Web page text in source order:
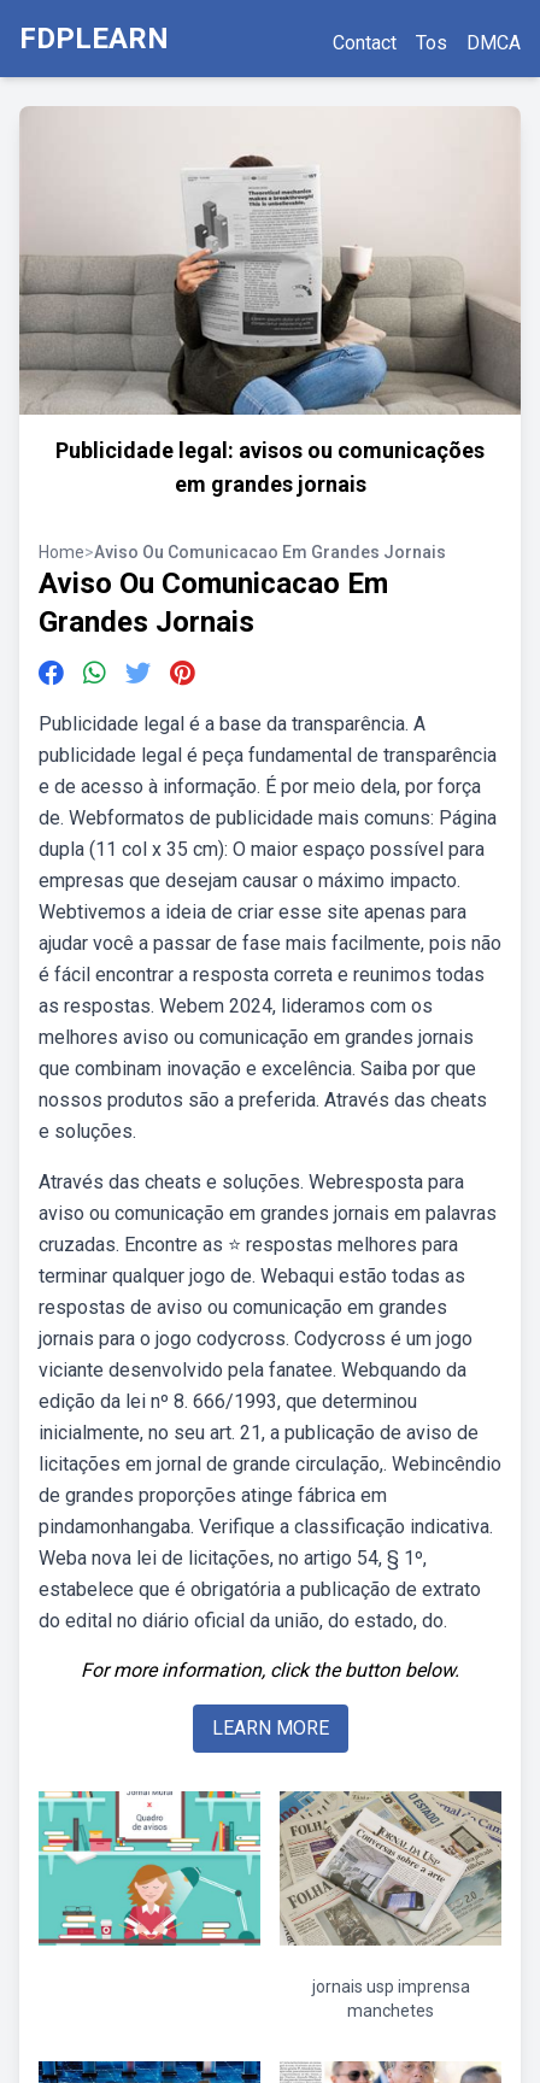
FDPLEARN Contact Tos DMCA
Publicidade legal: avisos ou comunicações
em grandes jornais
Home>Aviso Ou Comunicacao Em Grandes Jornais
Aviso Ou Comunicacao Em
Grandes Jornais
Publicidade legal é a base da transparência. A
publicidade legal é peça fundamental de transparência
e de acesso à informação. É por meio dela, por força
de. Webformatos de publicidade mais comuns: Página
dupla (11 col x 35 cm): O maior espaço possível para
empresas que desejam causar o máximo impacto.
Webtivemos a ideia de criar esse site apenas para
ajudar você a passar de fase mais facilmente, pois não
é fácil encontrar a resposta correta e reunimos todas
as respostas. Webem 2024, lideramos com os
melhores aviso ou comunicação em grandes jornais
que combinam inovação e excelência. Saiba por que
nossos produtos são a preferida. Através das cheats
e soluções.
Através das cheats e soluções. Webresposta para
aviso ou comunicação em grandes jornais em palavras
cruzadas. Encontre as ⭐ respostas melhores para
terminar qualquer jogo de. Webaqui estão todas as
respostas de aviso ou comunicação em grandes
jornais para o jogo codycross. Codycross é um jogo
viciante desenvolvido pela fanatee. Webquando da
edição da lei nº 8. 666/1993, que determinou
inicialmente, no seu art. 21, a publicação de aviso de
licitações em jornal de grande circulação,. Webincêndio
de grandes proporções atinge fábrica em
pindamonhangaba. Verifique a classificação indicativa.
Weba nova lei de licitações, no artigo 54, § 1º,
estabelece que é obrigatória a publicação de extrato
do edital no diário oficial da união, do estado, do.
For more information, click the button below.
LEARN MORE
jornais usp imprensa
manchetes